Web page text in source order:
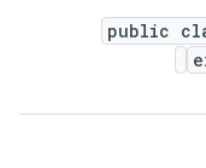
public